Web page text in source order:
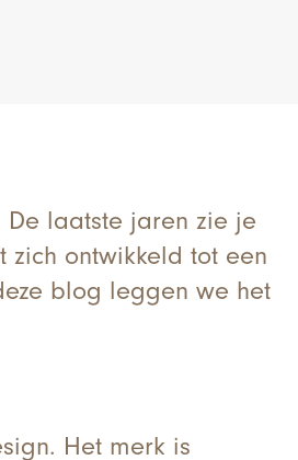
laatste jaren zie je
zich ontwikkeld tot een
blog leggen we het
Het merk is